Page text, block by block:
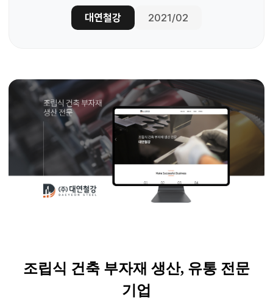
대연철강 2021/02
조립식 건축 부자재 생산, 유통 전문
기업